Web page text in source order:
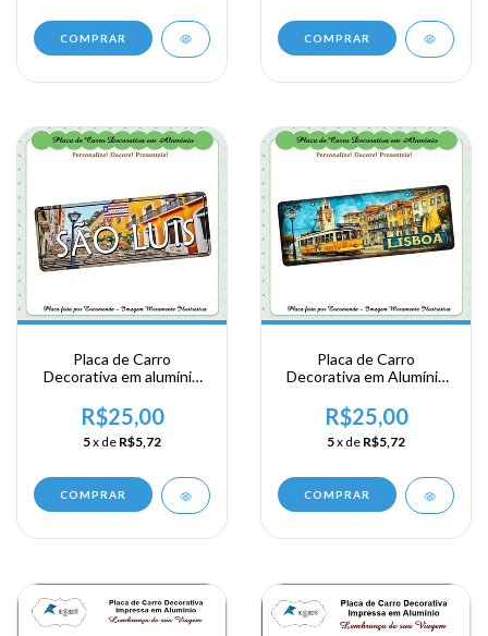
COMPRAR COMPRAR
Placa de Carro
Decorativa em alumínio
ao Nordeste - Maranhão -
São Luis
R$25,00
5x de R$5,72
COMPRAR
Placa de Carro
Decorativa em Alumínio
a Portugal - Lisboa
R$25,00
5x de R$5,72
COMPRAR